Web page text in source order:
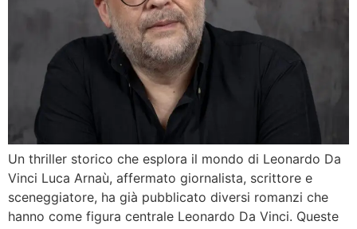
Un thriller storico che esplora il mondo di Leonardo Da
Vinci Luca Arnaù, affermato giornalista, scrittore e
sceneggiatore, ha già pubblicato diversi romanzi che
hanno come figura centrale Leonardo Da Vinci. Queste